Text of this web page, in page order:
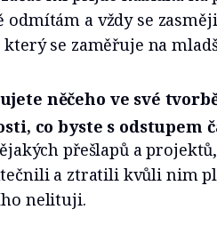
odmítám a vždy se
se zaměřuje na
něčeho ve své
co byste s odstupem
přešlapů a
a ztratili kvůli nim
nelituji.